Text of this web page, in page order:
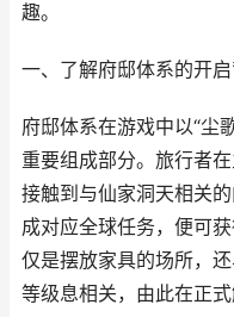
趣。
一、了解府邸体系的开
府邸体系在游戏中以“尘
重要组成部分。旅行者
接触到与仙家洞天相关
成对应全球任务，便可
仅是摆放家具的场所，
等级息相关，由此在正